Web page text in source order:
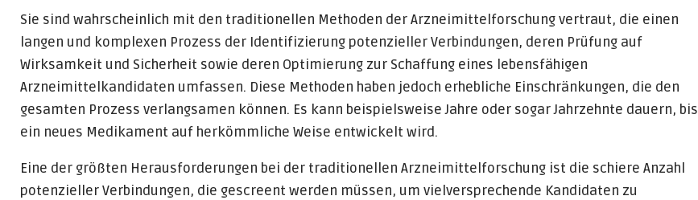
Sie sind wahrscheinlich mit den traditionellen Methoden der Arzneimittelforschung vertraut, die einen
langen und komplexen Prozess der Identifizierung potenzieller Verbindungen, deren Prüfung auf
Wirksamkeit und Sicherheit sowie deren Optimierung zur Schaffung eines lebensfähigen
Arzneimittelkandidaten umfassen. Diese Methoden haben jedoch erhebliche Einschränkungen, die den
gesamten Prozess verlangsamen können. Es kann beispielsweise Jahre oder sogar Jahrzehnte dauern, bis
ein neues Medikament auf herkömmliche Weise entwickelt wird.
Eine der größten Herausforderungen bei der traditionellen Arzneimittelforschung ist die schiere Anzahl
potenzieller Verbindungen, die gescreent werden müssen, um vielversprechende Kandidaten zu